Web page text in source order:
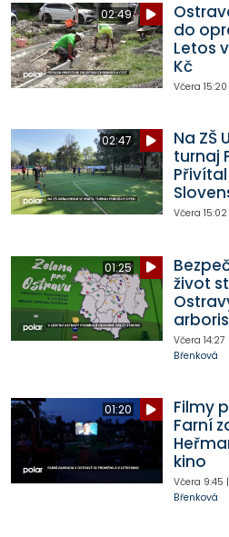
02:49
do
Letos
Kč
Včera 15:20
02:47
Na ZŠ
turnaj
Včera 15:02
01:25
život
Včera 14:27
Břenková
01:20
Filmy
Farní
kino
Včera 9:45 |
Břenková